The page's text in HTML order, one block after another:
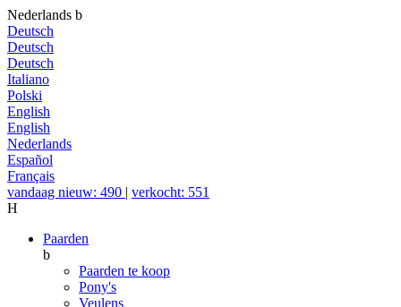
Nederlands b
Deutsch
Deutsch
Deutsch
Italiano
Polski
English
English
Nederlands
Español
Français
vandaag nieuw: 490 | verkocht: 551
H
Paarden
b
Paarden te koop
Pony's
Veulens